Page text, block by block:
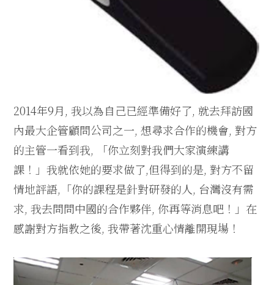
2014年9月, 我以為自己已經準備好了, 就去拜訪國
內最大企管顧問公司之一, 想尋求合作的機會, 對方
的主管一看到我, 「你立刻對我們大家演練講
課！」我就依她的要求做了,但得到的是, 對方不留
情地評語,「你的課程是針對研發的人, 台灣沒有需
求, 我去問問中國的合作夥伴, 你再等消息吧！」在
感謝對方指教之後, 我帶著沈重心情離開現場！